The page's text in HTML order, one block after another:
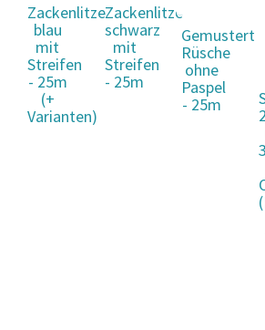
Zackenlitze
blau
mit
Streifen
- 25m
(+
Varianten)
Zackenlitze
schwarz
mit
Streifen
- 25m
Gemusterte
Rüsche
ohne
Paspel
- 25m